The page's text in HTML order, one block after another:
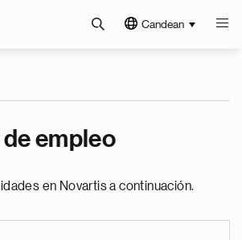
Candean
empleo
en Novartis a continuación.